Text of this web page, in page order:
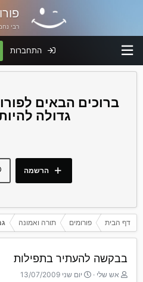
רבי
התחברות
גדולה
הרשמה
דף הבית פורומים תורה ואמונה
בבקשה להעתיר בתפילות
T
אש שלי
תיום שני 13/07/2009